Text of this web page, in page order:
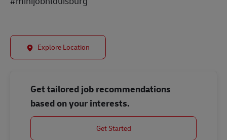
Explore Location
Get tailored job recommendations
based on your interests.
Get Started